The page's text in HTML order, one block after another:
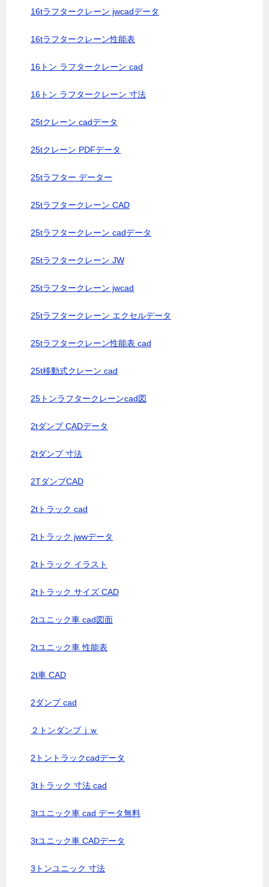
16tラフタークレーン jwcadデータ
16tラフタークレーン性能表
16トン ラフタークレーン cad
16トン ラフタークレーン 寸法
25tクレーン cadデータ
25tクレーン PDFデータ
25tラフター データー
25tラフタークレーン CAD
25tラフタークレーン cadデータ
25tラフタークレーン JW
25tラフタークレーン jwcad
25tラフタークレーン エクセルデータ
25tラフタークレーン性能表 cad
25t移動式クレーン cad
25トンラフタークレーンcad図
2tダンプ CADデータ
2tダンプ 寸法
2TダンプCAD
2tトラック cad
2tトラック jwwデータ
2tトラック イラスト
2tトラック サイズ CAD
2tユニック車 cad図面
2tユニック車 性能表
2t車 CAD
2ダンプ cad
２トンダンプｊｗ
2トントラックcadデータ
3tトラック 寸法 cad
3tユニック車 cad データ無料
3tユニック車 CADデータ
3トンユニック 寸法